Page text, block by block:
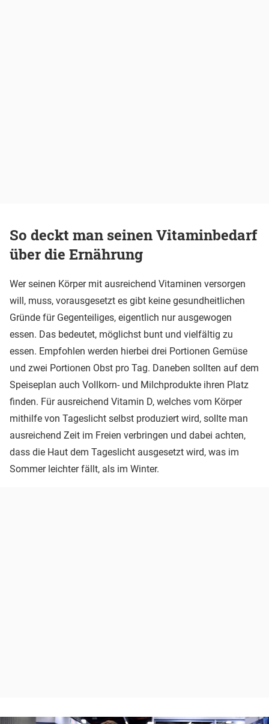
So deckt man seinen Vitaminbedarf
über die Ernährung
Wer seinen Körper mit ausreichend Vitaminen versorgen
will, muss, vorausgesetzt es gibt keine gesundheitlichen
Gründe für Gegenteiliges, eigentlich nur ausgewogen
essen. Das bedeutet, möglichst bunt und vielfältig zu
essen. Empfohlen werden hierbei drei Portionen Gemüse
und zwei Portionen Obst pro Tag. Daneben sollten auf dem
Speiseplan auch Vollkorn- und Milchprodukte ihren Platz
finden. Für ausreichend Vitamin D, welches vom Körper
mithilfe von Tageslicht selbst produziert wird, sollte man
ausreichend Zeit im Freien verbringen und dabei achten,
dass die Haut dem Tageslicht ausgesetzt wird, was im
Sommer leichter fällt, als im Winter.